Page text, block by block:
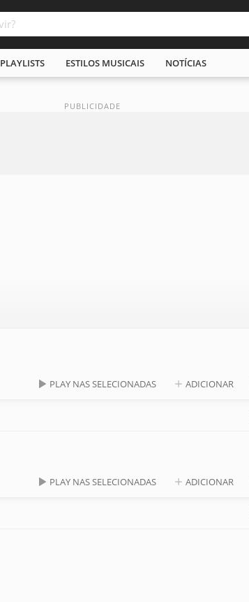
PLAYLISTS ESTILOS MUSICAIS NOTÍCIAS
PLAY NAS SELECIONADAS ADICIONAR
PLAY NAS SELECIONADAS ADICIONAR